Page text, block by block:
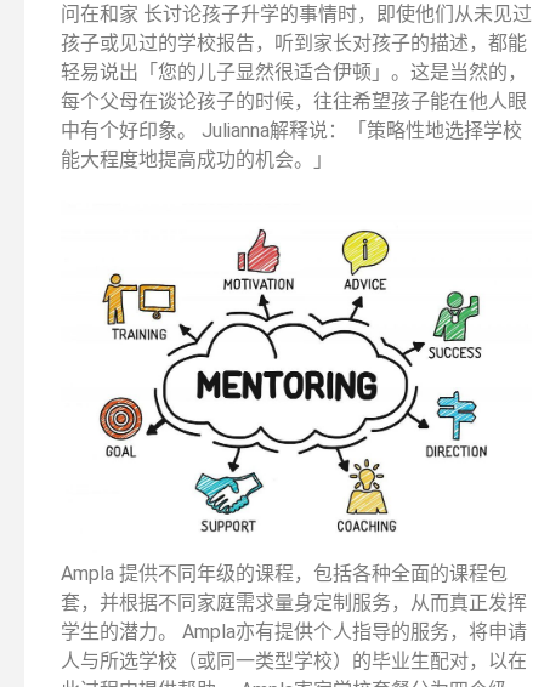
问在和家 长讨论孩子升学的事情时，即使他们从未见过
孩子或见过的学校报告，听到家长对孩子的描述，都能
轻易说出「您的儿子显然很适合伊顿」。这是当然的，
每个父母在谈论孩子的时候，往往希望孩子能在他人眼
中有个好印象。 Julianna解释说：「策略性地选择学校
能大程度地提高成功的机会。」
Ampla 提供不同年级的课程，包括各种全面的课程包
套，并根据不同家庭需求量身定制服务，从而真正发挥
学生的潜力。 Ampla亦有提供个人指导的服务，将申请
人与所选学校（或同一类型学校）的毕业生配对，以在